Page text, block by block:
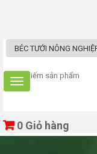
0 Giỏ hàng